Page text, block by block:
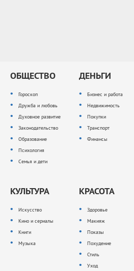
ОБЩЕСТВО
Гороскоп
Дружба и любовь
Духовное развитие
Законодательство
Образование
Психология
Семья и дети
ДЕНЬГИ
Бизнес и работа
Недвижимость
Покупки
Транспорт
Финансы
КУЛЬТУРА
Искусство
Кино и сериалы
Книги
Музыка
КРАСОТА
Здоровье
Макияж
Показы
Похудение
Стиль
Уход